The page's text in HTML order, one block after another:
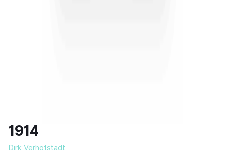
1914
Dirk Verhofstadt